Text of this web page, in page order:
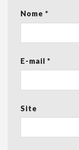
Nome *
E-mail *
Site